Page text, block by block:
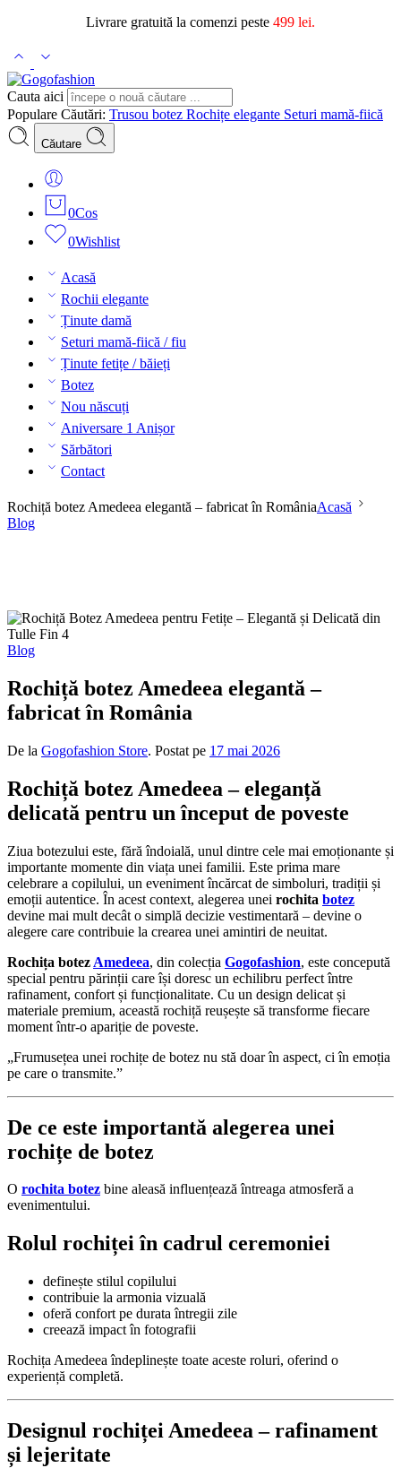
Livrare gratuită la comenzi peste 499 lei.
Cauta aici
Populare Căutări: Trusou botez Rochițe elegante Seturi mamă-fiică
Căutare
0Cos
0Wishlist
Acasă
Rochii elegante
Ținute damă
Seturi mamă-fiică / fiu
Ținute fetițe / băieți
Botez
Nou născuți
Aniversare 1 Anișor
Sărbători
Contact
Rochiță botez Amedeea elegantă – fabricat în RomâniaAcasă
Blog
Blog
Rochiță botez Amedeea elegantă –
fabricat în România
De la Gogofashion Store. Postat pe 17 mai 2026
Rochiță botez Amedeea – eleganță
delicată pentru un început de poveste
Ziua botezului este, fără îndoială, unul dintre cele mai emoționante și
importante momente din viața unei familii. Este prima mare
celebrare a copilului, un eveniment încărcat de simboluri, tradiții și
emoții autentice. În acest context, alegerea unei rochita botez
devine mai mult decât o simplă decizie vestimentară – devine o
alegere care contribuie la crearea unei amintiri de neuitat.
Rochița botez Amedeea, din colecția Gogofashion, este concepută
special pentru părinții care își doresc un echilibru perfect între
rafinament, confort și funcționalitate. Cu un design delicat și
materiale premium, această rochiță reușește să transforme fiecare
moment într-o apariție de poveste.
„Frumusețea unei rochițe de botez nu stă doar în aspect, ci în emoția
pe care o transmite.”
De ce este importantă alegerea unei
rochițe de botez
O rochita botez bine aleasă influențează întreaga atmosferă a
evenimentului.
Rolul rochiței în cadrul ceremoniei
definește stilul copilului
contribuie la armonia vizuală
oferă confort pe durata întregii zile
creează impact în fotografii
Rochița Amedeea îndeplinește toate aceste roluri, oferind o
experiență completă.
Designul rochiței Amedeea – rafinament
și lejeritate